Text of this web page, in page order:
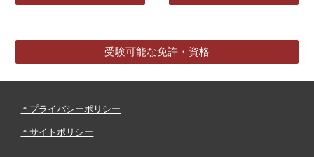
受験可能な免許・資格
＊プライバシーポリシー
＊サイトポリシー